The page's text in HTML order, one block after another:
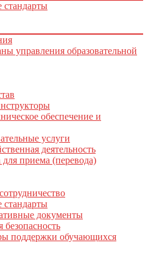
стандарты
управления образовательной
обеспечение и
услуги
деятельность
приема (перевода)
стандарты
документы
поддержки обучающихся